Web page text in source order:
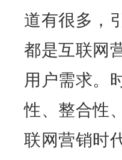
道有很多，
都是互联网
用户需求。
性、整合性
联网营销时